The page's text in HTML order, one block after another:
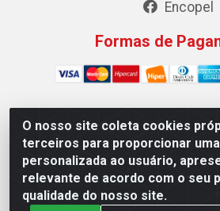
O nosso site coleta cookies
terceiros para proporcionar
personalizada ao usuário,
relevante de acordo com o seu
qualidade do nosso site.
Encopel
Formas de
Multpel Comercio de Papeis e
Antônio Pedro Carleto, 56 – Vila
Itapemirim/ES -CEP 29301-200 -